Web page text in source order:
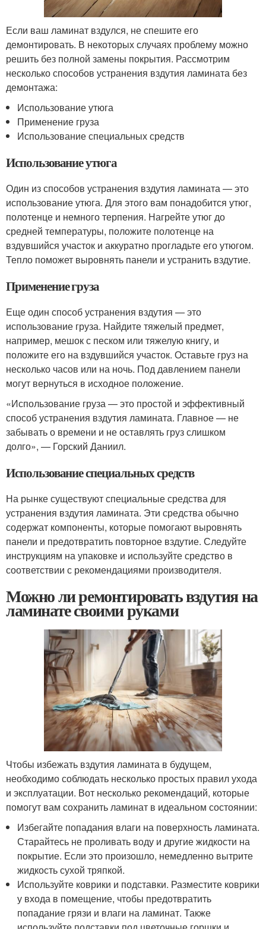
Если ваш ламинат вздулся, не спешите его
демонтировать. В некоторых случаях проблему можно
решить без полной замены покрытия. Рассмотрим
несколько способов устранения вздутия ламината без
демонтажа:
Использование утюга
Применение груза
Использование специальных средств
Использование утюга
Один из способов устранения вздутия ламината — это
использование утюга. Для этого вам понадобится утюг,
полотенце и немного терпения. Нагрейте утюг до
средней температуры, положите полотенце на
вздувшийся участок и аккуратно прогладьте его утюгом.
Тепло поможет выровнять панели и устранить вздутие.
Применение груза
Еще один способ устранения вздутия — это
использование груза. Найдите тяжелый предмет,
например, мешок с песком или тяжелую книгу, и
положите его на вздувшийся участок. Оставьте груз на
несколько часов или на ночь. Под давлением панели
могут вернуться в исходное положение.
«Использование груза — это простой и эффективный
способ устранения вздутия ламината. Главное — не
забывать о времени и не оставлять груз слишком
долго», — Горский Даниил.
Использование специальных средств
На рынке существуют специальные средства для
устранения вздутия ламината. Эти средства обычно
содержат компоненты, которые помогают выровнять
панели и предотвратить повторное вздутие. Следуйте
инструкциям на упаковке и используйте средство в
соответствии с рекомендациями производителя.
Можно ли ремонтировать вздутия на
ламинате своими руками
Чтобы избежать вздутия ламината в будущем,
необходимо соблюдать несколько простых правил ухода
и эксплуатации. Вот несколько рекомендаций, которые
помогут вам сохранить ламинат в идеальном состоянии:
Избегайте попадания влаги на поверхность ламината.
Старайтесь не проливать воду и другие жидкости на
покрытие. Если это произошло, немедленно вытрите
жидкость сухой тряпкой.
Используйте коврики и подставки. Разместите коврики
у входа в помещение, чтобы предотвратить
попадание грязи и влаги на ламинат. Также